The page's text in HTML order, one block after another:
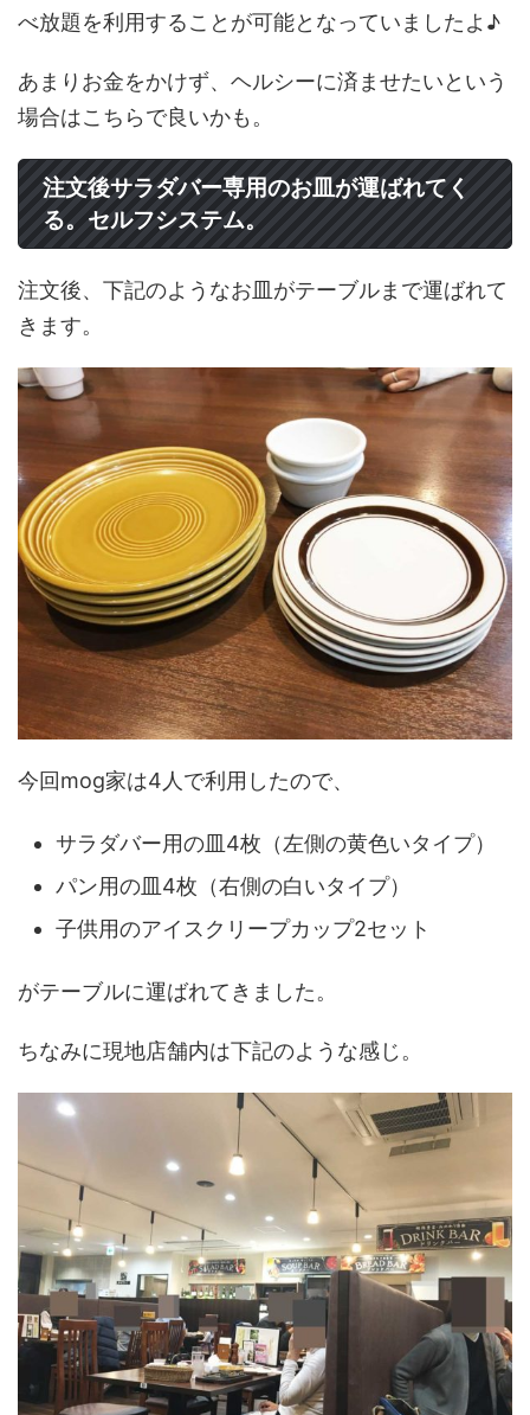
べ放題を利用することが可能となっていましたよ♪
あまりお金をかけず、ヘルシーに済ませたいという
場合はこちらで良いかも。
注文後サラダバー専用のお皿が運ばれてく
る。セルフシステム。
注文後、下記のようなお皿がテーブルまで運ばれて
きます。
今回mog家は4人で利用したので、
サラダバー用の皿4枚（左側の黄色いタイプ）
パン用の皿4枚（右側の白いタイプ）
子供用のアイスクリープカップ2セット
がテーブルに運ばれてきました。
ちなみに現地店舗内は下記のような感じ。